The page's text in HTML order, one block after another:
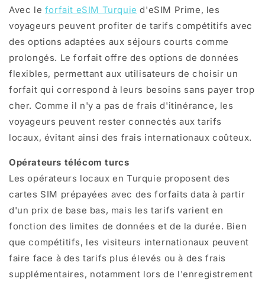
Avec le forfait eSIM Turquie d'eSIM Prime, les
voyageurs peuvent profiter de tarifs compétitifs avec
des options adaptées aux séjours courts comme
prolongés. Le forfait offre des options de données
flexibles, permettant aux utilisateurs de choisir un
forfait qui correspond à leurs besoins sans payer trop
cher. Comme il n'y a pas de frais d'itinérance, les
voyageurs peuvent rester connectés aux tarifs
locaux, évitant ainsi des frais internationaux coûteux.
Opérateurs télécom turcs
Les opérateurs locaux en Turquie proposent des
cartes SIM prépayées avec des forfaits data à partir
d'un prix de base bas, mais les tarifs varient en
fonction des limites de données et de la durée. Bien
que compétitifs, les visiteurs internationaux peuvent
faire face à des tarifs plus élevés ou à des frais
supplémentaires, notamment lors de l'enregistrement